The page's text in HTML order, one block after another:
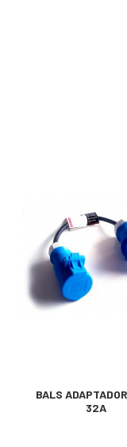
BALS
32A